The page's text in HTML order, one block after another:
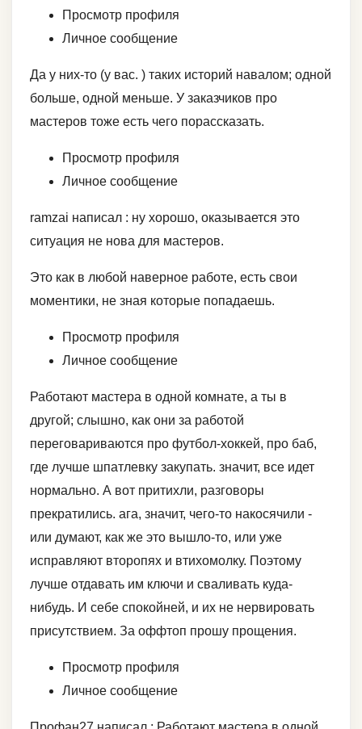
Просмотр профиля
Личное сообщение
Да у них-то (у вас. ) таких историй навалом; одной
больше, одной меньше. У заказчиков про
мастеров тоже есть чего порассказать.
Просмотр профиля
Личное сообщение
ramzai написал : ну хорошо, оказывается это
ситуация не нова для мастеров.
Это как в любой наверное работе, есть свои
моментики, не зная которые попадаешь.
Просмотр профиля
Личное сообщение
Работают мастера в одной комнате, а ты в
другой; слышно, как они за работой
переговариваются про футбол-хоккей, про баб,
где лучше шпатлевку закупать. значит, все идет
нормально. А вот притихли, разговоры
прекратились. ага, значит, чего-то накосячили -
или думают, как же это вышло-то, или уже
исправляют второпях и втихомолку. Поэтому
лучше отдавать им ключи и сваливать куда-
нибудь. И себе спокойней, и их не нервировать
присутствием. За оффтоп прошу прощения.
Просмотр профиля
Личное сообщение